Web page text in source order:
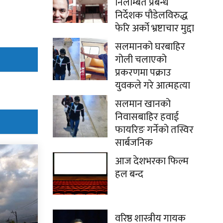
निर्देशक पौडेलविरुद्ध
फेरि अर्को भ्रष्टाचार मुद्दा
सलमानको घरबाहिर
गोली चलाएको
प्रकरणमा पक्राउ
युवकले गरे आत्महत्या
सलमान खानको
निवासबाहिर हवाई
फायरिङ गर्नेको तस्विर
सार्बजनिक
आज देशभरका फिल्म
हल बन्द
वरिष्ठ शास्त्रीय गायक